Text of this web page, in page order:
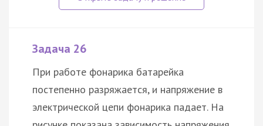
Задача 26
При работе фонарика батарейка
постепенно разряжается, и напряжение в
электрической цепи фонарика падает. На